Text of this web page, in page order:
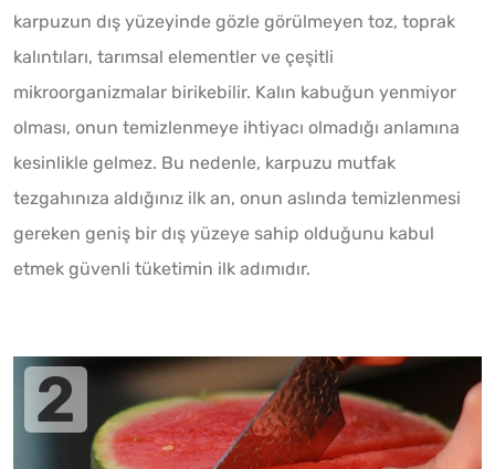
karpuzun dış yüzeyinde gözle görülmeyen toz, toprak
kalıntıları, tarımsal elementler ve çeşitli
mikroorganizmalar birikebilir. Kalın kabuğun yenmiyor
olması, onun temizlenmeye ihtiyacı olmadığı anlamına
kesinlikle gelmez. Bu nedenle, karpuzu mutfak
tezgahınıza aldığınız ilk an, onun aslında temizlenmesi
gereken geniş bir dış yüzeye sahip olduğunu kabul
etmek güvenli tüketimin ilk adımıdır.